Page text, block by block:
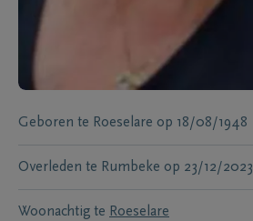
Geboren te Roeselare op 18/08/1948
Overleden te Rumbeke op 23/12/2023
Woonachtig te Roeselare